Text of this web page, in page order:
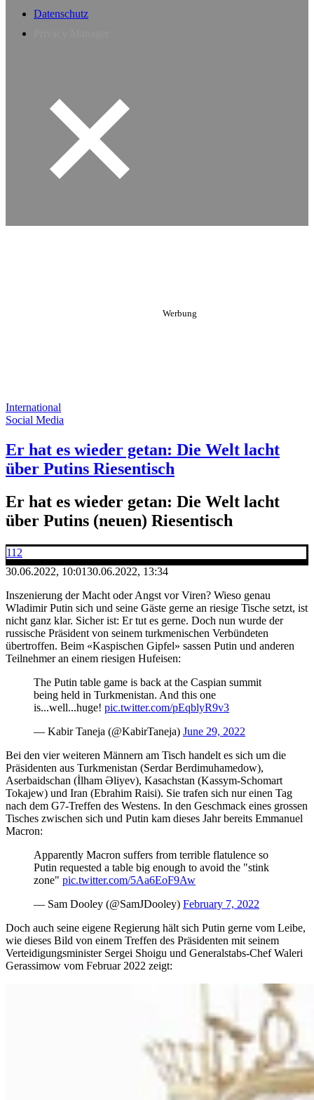
Datenschutz
International
Social Media
Er hat es wieder getan: Die Welt lacht
über Putins Riesentisch
Er hat es wieder getan: Die Welt lacht
über Putins (neuen) Riesentisch
112
30.06.2022, 10:0130.06.2022, 13:34
Inszenierung der Macht oder Angst vor Viren? Wieso genau
Wladimir Putin sich und seine Gäste gerne an riesige Tische setzt, ist
nicht ganz klar. Sicher ist: Er tut es gerne. Doch nun wurde der
russische Präsident von seinem turkmenischen Verbündeten
übertroffen. Beim «Kaspischen Gipfel» sassen Putin und anderen
Teilnehmer an einem riesigen Hufeisen:
The Putin table game is back at the Caspian summit
being held in Turkmenistan. And this one
is...well...huge! pic.twitter.com/pEqblyR9v3
— Kabir Taneja (@KabirTaneja) June 29, 2022
Bei den vier weiteren Männern am Tisch handelt es sich um die
Präsidenten aus Turkmenistan (Serdar Berdimuhamedow),
Aserbaidschan (İlham Əliyev), Kasachstan (Kassym-Schomart
Tokajew) und Iran (Ebrahim Raisi). Sie trafen sich nur einen Tag
nach dem G7-Treffen des Westens. In den Geschmack eines grossen
Tisches zwischen sich und Putin kam dieses Jahr bereits Emmanuel
Macron:
Apparently Macron suffers from terrible flatulence so
Putin requested a table big enough to avoid the "stink
zone" pic.twitter.com/5Aa6EoF9Aw
— Sam Dooley (@SamJDooley) February 7, 2022
Doch auch seine eigene Regierung hält sich Putin gerne vom Leibe,
wie dieses Bild von einem Treffen des Präsidenten mit seinem
Verteidigungsminister Sergei Shoigu und Generalstabs-Chef Waleri
Gerassimow vom Februar 2022 zeigt: